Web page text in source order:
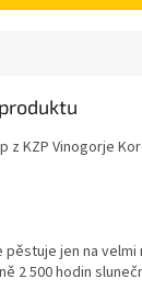
z KZP Vinogorje
pěstuje jen na velmi
2 500 hodin